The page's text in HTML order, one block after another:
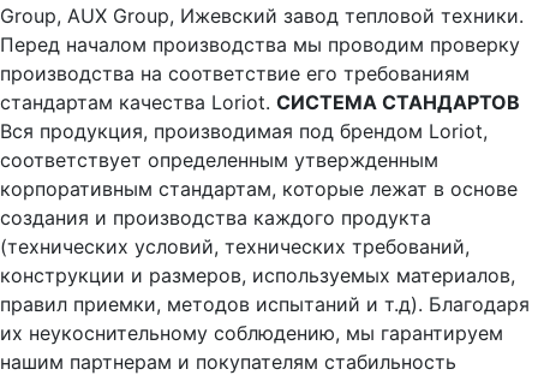
Group, AUX Group, Ижевский завод тепловой техники.
Перед началом производства мы проводим проверку
производства на соответствие его требованиям
стандартам качества Loriot. СИСТЕМА СТАНДАРТОВ
Вся продукция, производимая под брендом Loriot,
соответствует определенным утвержденным
корпоративным стандартам, которые лежат в основе
создания и производства каждого продукта
(технических условий, технических требований,
конструкции и размеров, используемых материалов,
правил приемки, методов испытаний и т.д). Благодаря
их неукоснительному соблюдению, мы гарантируем
нашим партнерам и покупателям стабильность